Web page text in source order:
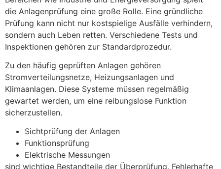
die Anlagenprüfung eine große Rolle. Eine gründliche
Prüfung kann nicht nur kostspielige Ausfälle verhindern,
sondern auch Leben retten. Verschiedene Tests und
Inspektionen gehören zur Standardprozedur.
Zu den häufig geprüften Anlagen gehören
Stromverteilungsnetze, Heizungsanlagen und
Klimaanlagen. Diese Systeme müssen regelmäßig
gewartet werden, um eine reibungslose Funktion
sicherzustellen.
Sichtprüfung der Anlagen
Funktionsprüfung
Elektrische Messungen
sind wichtige Bestandteile der Überprüfung. Fehlerhafte